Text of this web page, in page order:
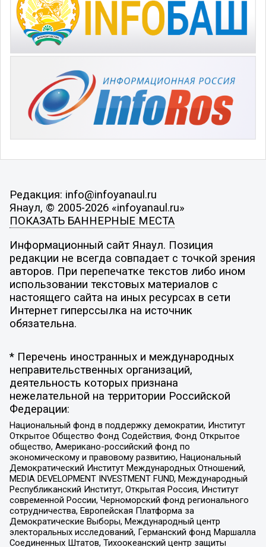
Редакция: info@infoyanaul.ru
Янаул, © 2005-2026 «infoyanaul.ru»
ПОКАЗАТЬ БАННЕРНЫЕ МЕСТА
Информационный сайт Янаул. Позиция
редакции не всегда совпадает с точкой зрения
авторов. При перепечатке текстов либо ином
использовании текстовых материалов с
настоящего сайта на иных ресурсах в сети
Интернет гиперссылка на источник
обязательна.
* Перечень иностранных и международных
неправительственных организаций,
деятельность которых признана
нежелательной на территории Российской
Федерации:
Национальный фонд в поддержку демократии, Институт
Открытое Общество Фонд Содействия, Фонд Открытое
общество, Американо-российский фонд по
экономическому и правовому развитию, Национальный
Демократический Институт Международных Отношений,
MEDIA DEVELOPMENT INVESTMENT FUND, Международный
Республиканский Институт, Открытая Россия, Институт
современной России, Черноморский фонд регионального
сотрудничества, Европейская Платформа за
Демократические Выборы, Международный центр
электоральных исследований, Германский фонд Маршалла
Соединенных Штатов, Тихоокеанский центр защиты